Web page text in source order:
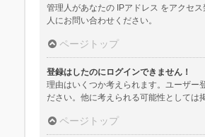
管理人があなたの IPアドレス をアクセ
人にお問い合わせください。
ページトップ
登録はしたのにログインできません！
理由はいくつか考えられます。ユーザー
ださい。他に考えられる可能性としては
ページトップ